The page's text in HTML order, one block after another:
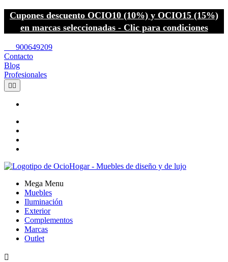
Cupones descuento OCIO10 (10%) y OCIO15 (15%)
en marcas seleccionadas - Clic para condiciones
900649209
Contacto
Blog
Profesionales
 
Mega Menu
Muebles
Iluminación
Exterior
Complementos
Marcas
Outlet
